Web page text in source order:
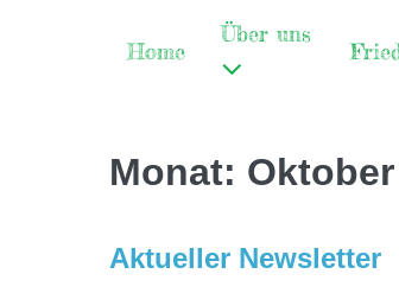
Home
Über uns
Monat:
Aktueller Newsletter